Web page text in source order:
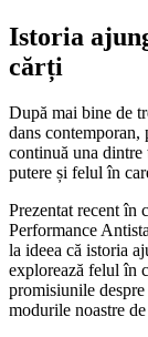
Istoria
cărți
După mai bine de
dans
continuă una dintre
putere și felul în
Prezentat recent în
Performance
la ideea că istoria
explorează felul în
promisiunile
modurile noastre